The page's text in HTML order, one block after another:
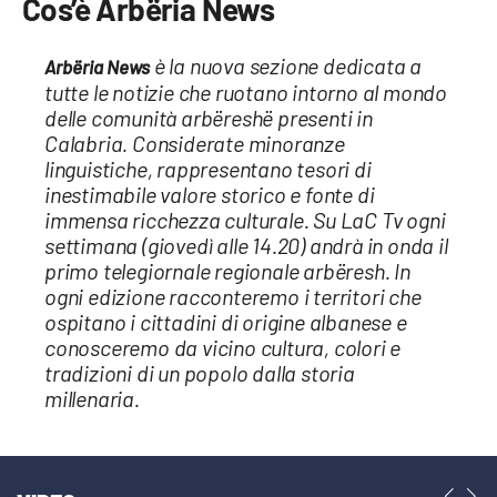
Sanità
Sport
Cultura
Podcast
Meteo
Editoriali
VIDEO
Cos’è Arbëria News
Arbëria Newsè la nuova sezione dedicata a
tutte le notizie che ruotano intorno al mondo
delle comunità arbëreshë presenti in
Calabria. Considerate minoranze
linguistiche, rappresentano tesori di
inestimabile valore storico e fonte di
immensa ricchezza culturale. Su LaC Tv ogni
settimana (giovedì alle 14.20) andrà in onda il
primo telegiornale regionale arbëresh. In
ogni edizione racconteremo i territori che
ospitano i cittadini di origine albanese e
conosceremo da vicino cultura, colori e
tradizioni di un popolo dalla storia
millenaria.